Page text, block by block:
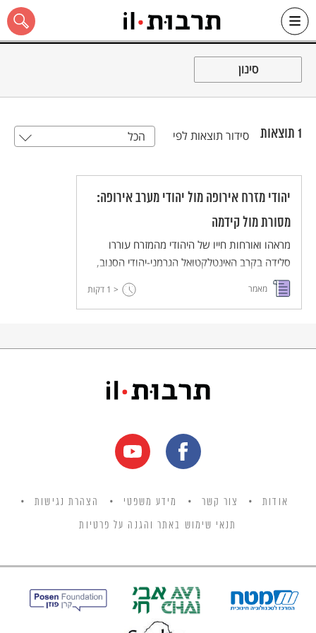
Skip
כל האתר
סינון
1 תוצאות סידור תוצאות לפי הכל
יהודי מזרח אירופה מול יהודי מערב אירופה:
מסורת מול קידמה
מראהו ואורחות חייו של היהודי מהמזרח עוררו
סלידה בקרב האינטלקטואל הגרמני-יהודי הסנוב,
ואילו האוניברסליות של האחרונים עוררו את
חשדנותם של יהודי המזרח. מאמר על המתח בין
מאמר < 1 דקות
אודות צור קשר מידע משפטי הצהרת נגישות
תנאי שימוש באתר והגנה על פרטיות